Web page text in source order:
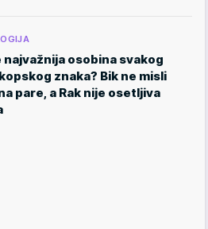
najvažnija osobina svakog
znaka? Bik ne misli
pare, a Rak nije osetljiva